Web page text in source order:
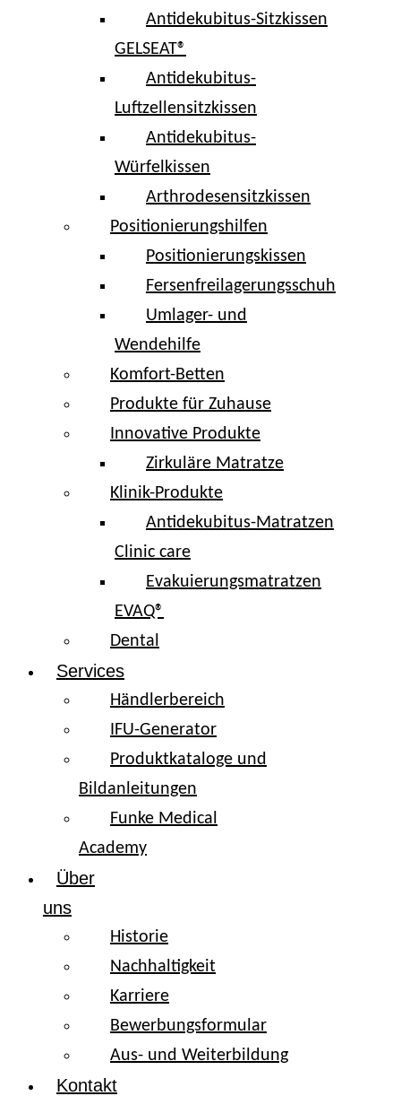
Antidekubitus-Sitzkissen
GELSEAT®
Antidekubitus-
Luftzellensitzkissen
Antidekubitus-
Würfelkissen
Arthrodesensitzkissen
Positionierungshilfen
Positionierungskissen
Fersenfreilagerungsschuh
Umlager- und
Wendehilfe
Komfort-Betten
Produkte für Zuhause
Innovative Produkte
Zirkuläre Matratze
Klinik-Produkte
Antidekubitus-Matratzen
Clinic care
Evakuierungsmatratzen
EVAQ®
Dental
Services
Händlerbereich
IFU-Generator
Produktkataloge und
Bildanleitungen
Funke Medical
Academy
Über
uns
Historie
Nachhaltigkeit
Karriere
Bewerbungsformular
Aus- und Weiterbildung
Kontakt